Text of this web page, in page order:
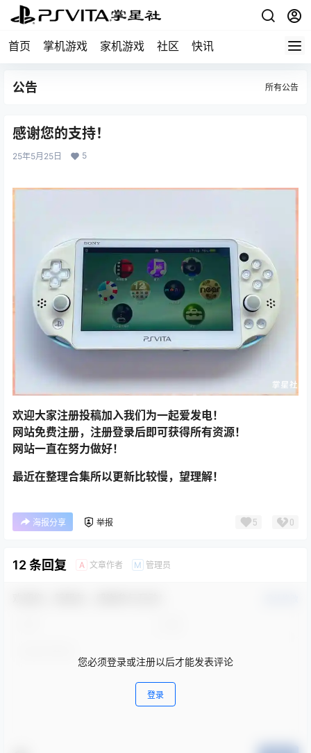
首页 掌机游戏 家机游戏 社区 快讯
公告 所有公告
感谢您的支持！
25年5月25日 5
欢迎大家注册投稿加入我们为一起爱发电！
网站免费注册，注册登录后即可获得所有资源！
网站一直在努力做好！
最近在整理合集所以更新比较慢，望理解！
海报分享 举报 5 0
12 条回复 A 文章作者 M 管理员
您必须登录或注册以后才能发表评论
登录